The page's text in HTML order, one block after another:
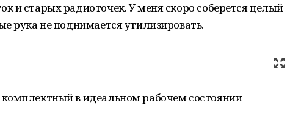
и старых радиоточек. У меня скоро соберется целый
рука не поднимается утилизировать.
в идеальном рабочем состоянии